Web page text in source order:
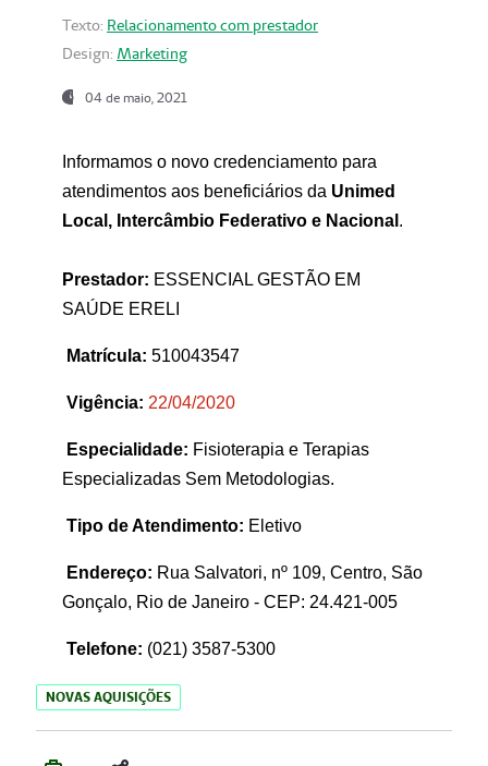
Texto: Relacionamento com prestador
Design: Marketing
04 de maio, 2021
Informamos o novo credenciamento para
atendimentos aos beneficiários da Unimed
Local, Intercâmbio Federativo e Nacional .
Prestador: ESSENCIAL GESTÃO EM
SAÚDE ERELI
Matrícula: 510043547
Vigência: 22/04/2020
Especialidade: Fisioterapia e Terapias
Especializadas Sem Metodologias.
Tipo de Atendimento: Eletivo
Endereço: Rua Salvatori, nº 109, Centro, São
Gonçalo, Rio de Janeiro - CEP: 24.421-005
Telefone: (021) 3587-5300
NOVAS AQUISIÇÕES